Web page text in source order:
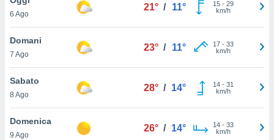
è
al sito
di
ci
di
il
6 Ago
21° / 11° 15- 29
km/h
Domani
7 Ago
23° / 11° 17- 33
km/h
Sabato
8 Ago
28° / 14° 14- 31
km/h
Domenica
9 Ago
26° / 14° 14- 33
km/h